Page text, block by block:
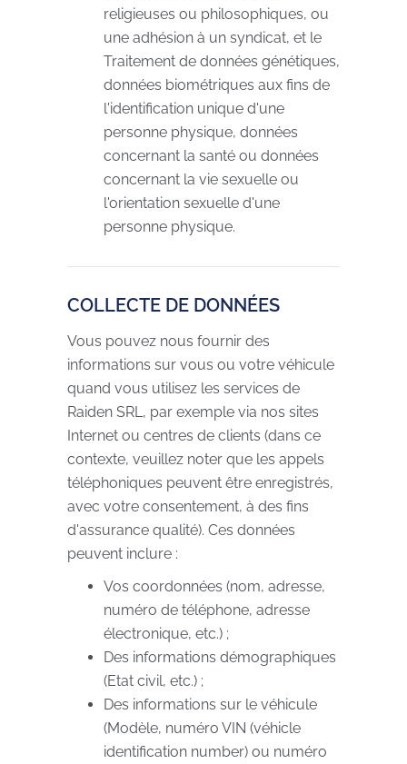
religieuses ou philosophiques, ou
une adhésion à un syndicat, et le
Traitement de données génétiques,
données biométriques aux fins de
l'identification unique d'une
personne physique, données
concernant la santé ou données
concernant la vie sexuelle ou
l'orientation sexuelle d'une
personne physique.
COLLECTE DE DONNÉES
Vous pouvez nous fournir des
informations sur vous ou votre véhicule
quand vous utilisez les services de
Raiden SRL, par exemple via nos sites
Internet ou centres de clients (dans ce
contexte, veuillez noter que les appels
téléphoniques peuvent être enregistrés,
avec votre consentement, à des fins
d'assurance qualité). Ces données
peuvent inclure :
Vos coordonnées (nom, adresse,
numéro de téléphone, adresse
électronique, etc.) ;
Des informations démographiques
(Etat civil, etc.) ;
Des informations sur le véhicule
(Modèle, numéro VIN (véhicle
identification number) ou numéro